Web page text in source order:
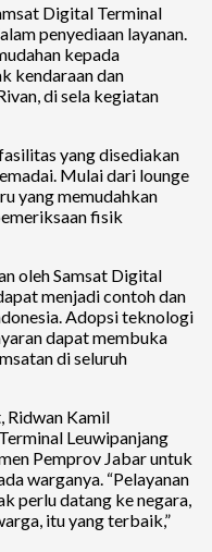
Digital Terminal
penyediaan layanan.
kepada
kendaraan dan
di sela kegiatan
yang disediakan
Mulai dari lounge
yang memudahkan
fisik
oleh Samsat Digital
menjadi contoh dan
Adopsi teknologi
dapat membuka
di seluruh
Ridwan Kamil
Leuwipanjang
Pemprov Jabar untuk
warganya. “Pelayanan
perlu datang ke negara,
itu yang terbaik,”